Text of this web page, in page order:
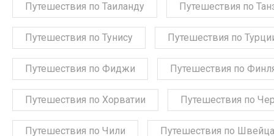
Путешествия по Таиланду Путешествия по
Путешествия по Тунису Путешествия по
Путешествия по Фиджи Путешествия по
Путешествия по Хорватии Путешествия по
Путешествия по Чили Путешествия по